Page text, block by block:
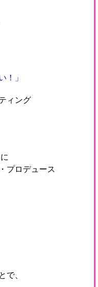
！」
ィング
プロデュース
で、